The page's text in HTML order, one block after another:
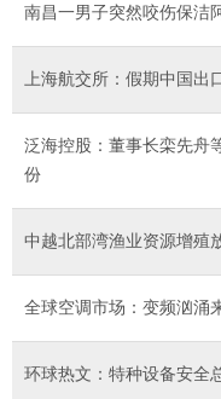
南昌一男子突然咬伤保洁
上海航交所：假期中国出
泛海控股：董事长栾先舟
份
中越北部湾渔业资源增殖
全球空调市场：变频汹涌
环球热文：特种设备安全